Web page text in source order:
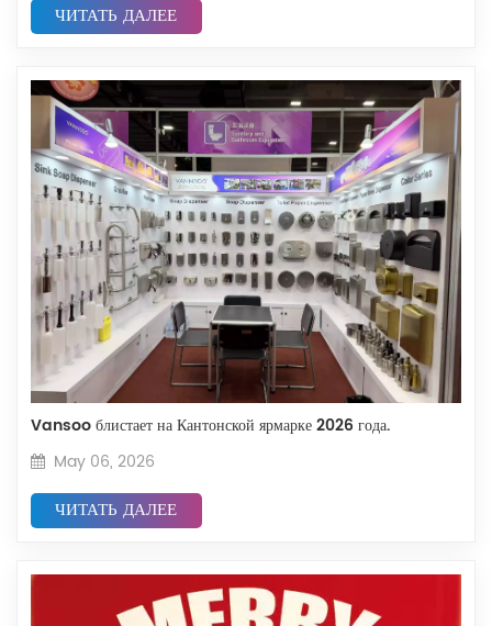
ЧИТАТЬ ДАЛЕЕ
Vansoo блистает на Кантонской ярмарке 2026 года.
May 06, 2026
ЧИТАТЬ ДАЛЕЕ